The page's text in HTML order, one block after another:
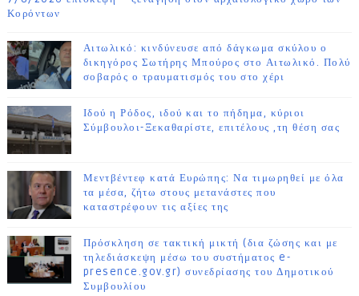
Κορόντων
Αιτωλικό: κινδύνευσε από δάγκωμα σκύλου ο
δικηγόρος Σωτήρης Μπούρος στο Αιτωλικό. Πολύ
σοβαρός ο τραυματισμός του στο χέρι
Ιδού η Ρόδος, ιδού και το πήδημα, κύριοι
Σύμβουλοι-Ξεκαθαρίστε, επιτέλους ,τη θέση σας
Μεντβέντεφ κατά Ευρώπης: Να τιμωρηθεί με όλα
τα μέσα, ζήτω στους μετανάστες που
καταστρέφουν τις αξίες της
Πρόσκληση σε τακτική μικτή (δια ζώσης και με
τηλεδιάσκεψη μέσω του συστήματος e-
presence.gov.gr) συνεδρίασης του Δημοτικού
Συμβουλίου